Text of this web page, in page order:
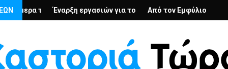
– Ο Άρμιν Βέγκνερ απέναντι στη λήθη
εργασιών για το Κέντρο Ημέρας Ολικής Φροντίδας στην
Από τον Εμφύλιο στην Πόλωση: το ίδιο
KIFF 51: Η